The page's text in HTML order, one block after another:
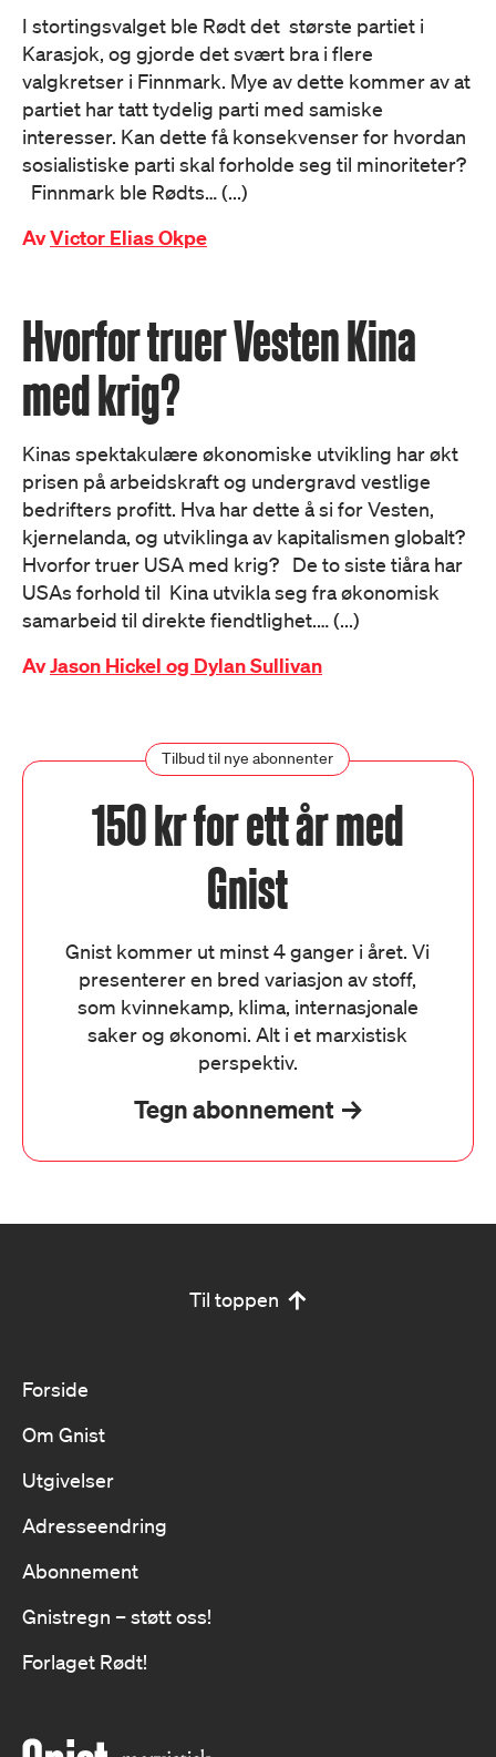
I stortingsvalget ble Rødt det største partiet i
Karasjok, og gjorde det svært bra i flere
valgkretser i Finnmark. Mye av dette kommer av at
partiet har tatt tydelig parti med samiske
interesser. Kan dette få konsekvenser for hvordan
sosialistiske parti skal forholde seg til minoriteter?
Finnmark ble Rødts… (...)
AvVictor Elias Okpe
Hvorfor truer Vesten Kina
med krig?
Kinas spektakulære økonomiske utvikling har økt
prisen på arbeidskraft og undergravd vestlige
bedrifters profitt. Hva har dette å si for Vesten,
kjernelanda, og utviklinga av kapitalismen globalt?
Hvorfor truer USA med krig? De to siste tiåra har
USAs forhold til Kina utvikla seg fra økonomisk
samarbeid til direkte fiendtlighet.… (...)
AvJason Hickel og Dylan Sullivan
Tilbud til nye abonnenter
150 kr for ett år med
Gnist
Gnist kommer ut minst 4 ganger i året. Vi
presenterer en bred variasjon av stoff,
som kvinnekamp, klima, internasjonale
saker og økonomi. Alt i et marxistisk
perspektiv.
Tegn abonnement
Til toppen
Forside
Om Gnist
Utgivelser
Adresseendring
Abonnement
Gnistregn – støtt oss!
Forlaget Rødt!